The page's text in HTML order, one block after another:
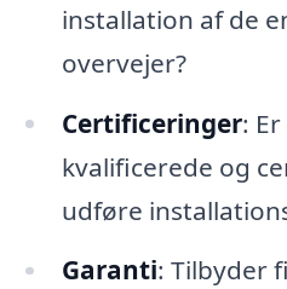
installation af de
overvejer?
Certificeringer:
kvalificerede og
udføre
Garanti: Tilbyder